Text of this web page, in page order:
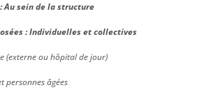
Au sein de la structure
: Individuelles et collectives
(externe ou hôpital de jour)
personnes âgées